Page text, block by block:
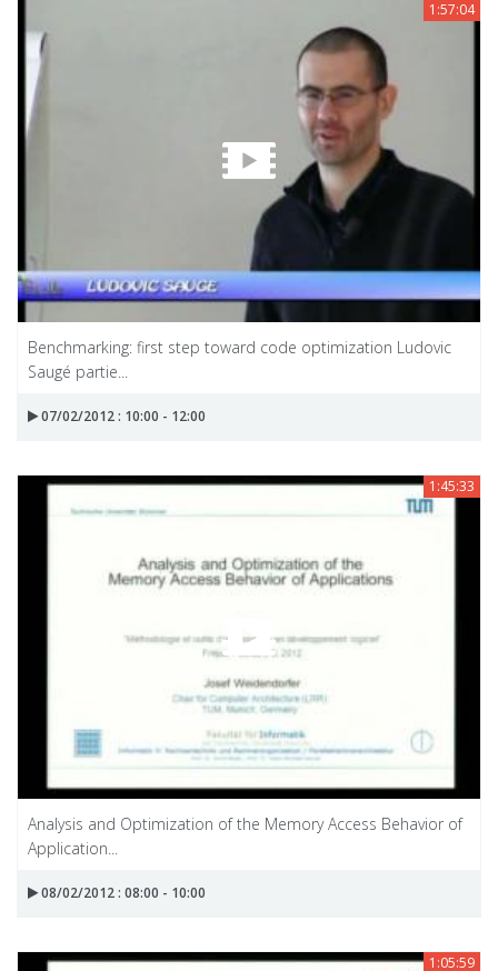
1:57:04
Benchmarking: first step toward code optimization Ludovic
Saugé partie...
07/02/2012 : 10:00 - 12:00
1:45:33
Analysis and Optimization of the Memory Access Behavior of
Application...
08/02/2012 : 08:00 - 10:00
1:05:59